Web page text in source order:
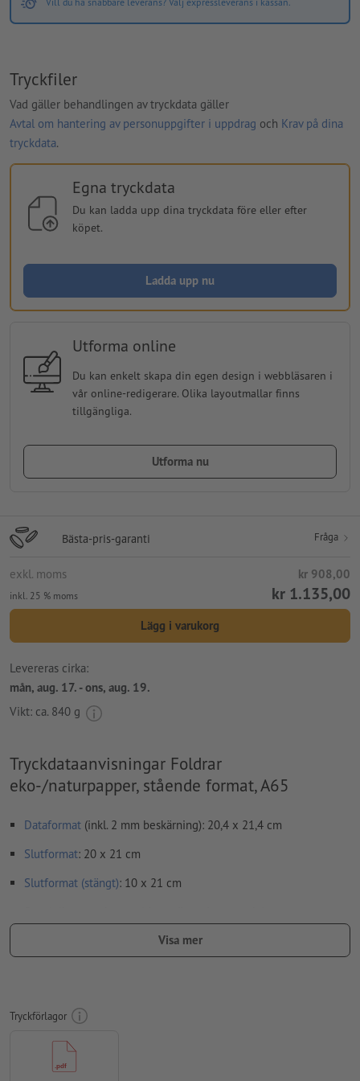
Tryckfiler
Vad gäller behandlingen av tryckdata gäller
Avtal om hantering av personuppgifter i uppdrag och Krav på dina
tryckdata.
Egna tryckdata
Du kan ladda upp dina tryckdata före eller efter
köpet.
Ladda upp nu
Utforma online
Du kan enkelt skapa din egen design i webbläsaren i
vår online-redigerare. Olika layoutmallar finns
tillgängliga.
Utforma nu
Bästa-pris-garanti Fråga
exkl. moms kr 908,00
inkl. 25 % moms kr 1.135,00
Lägg i varukorg
Levereras cirka:
mån, aug. 17. - ons, aug. 19.
Vikt: ca. 840 g
Tryckdataanvisningar Foldrar
eko-/naturpapper, stående format, A65
Dataformat (inkl. 2 mm beskärning): 20,4 x 21,4 cm
Slutformat: 20 x 21 cm
Slutformat (stängt): 10 x 21 cm
Skapa inte tryckfiler för foldrar som enkelsidor, utan som
färdigmonterade inner- och yttersidor - se datablad
vi kan tyvärr inte alltid ta hänsyn till
För att motivet i den färdiga trycktprodukten inte ska hamna
upp och ner, ska man i tryckdata ta hänsyn till
Visa mer
Tryckförlagor